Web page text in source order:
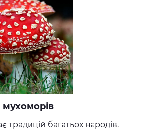
мухоморів
традицій багатьох народів.